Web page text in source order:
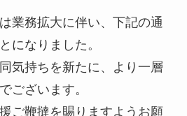
業務拡大に伴い、下記の通
になりました。
気持ちを新たに、より一層
ございます。
ご鞭撻を賜りますようお願